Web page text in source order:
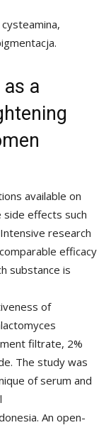
a
available on
side effects such
research
efficacy
substance is
of
filtrate, 2%
The study was
of serum and
An open-